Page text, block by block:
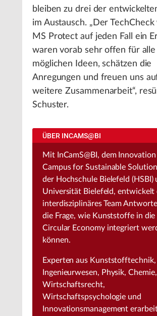
bleiben zu drei der
im Austausch. „Der
MS Protect auf jeden Fall ein
waren vorab sehr offen für alle
möglichen Ideen, schätzen die
Anregungen und freuen uns
weitere Zusammenarbeit“,
Schuster.
ÜBER INCAMS@BI
Mit InCamS@BI, dem Innovation
Campus for Sustainable
der Hochschule Bielefeld (HSBI)
Universität Bielefeld, entwickelt
interdisziplinäres Team
die Frage, wie Kunststoffe in die
Circular Economy integriert
können.
Experten aus Kunststofftechnik,
Ingenieurwesen, Physik, Chemie,
Wirtschaftsrecht,
Wirtschaftspsychologie und
Innovationsmanagement